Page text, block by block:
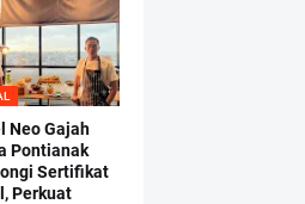
Neo Gajah
Pontianak
Sertifikat
Perkuat